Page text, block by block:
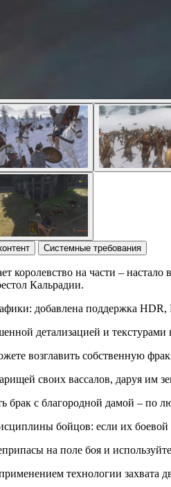
Системные требования
королевство на части –
Кальрадии.
добавлена поддержка
детализацией и текстурами
возглавить собственную
своих вассалов, даруя им
брак с благородной дамой – по
бойцов: если их
на поле боя и
технологии захвата